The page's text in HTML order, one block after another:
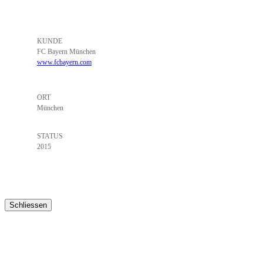
KUNDE
FC Bayern München
www.fcbayern.com
ORT
München
STATUS
2015
Schliessen